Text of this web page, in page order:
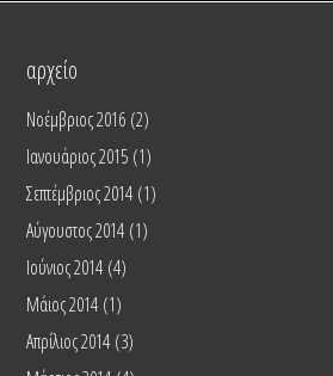
αρχείο
Νοέμβριος 2016 (2)
Ιανουάριος 2015 (1)
Σεπτέμβριος 2014 (1)
Αύγουστος 2014 (1)
Ιούνιος 2014 (4)
Μάιος 2014 (1)
Απρίλιος 2014 (3)